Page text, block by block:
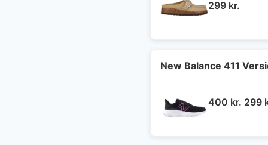
299 kr.
New Balance 411
400kr. Den
299